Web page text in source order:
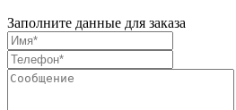
Заполните данные для заказа